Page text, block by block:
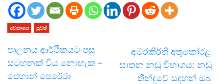
අවකාශය පුවත්
පාලනය ආර්ථිකයට පසු
සටහනක් විය නොහැක –
ජෙහාන් පෙරේරා
අමරකීර්ති අතුකෝරළ
ඝාතන නඩු විභාගය: නඩු
තීන්දුවේ සඳහන් ඔබ